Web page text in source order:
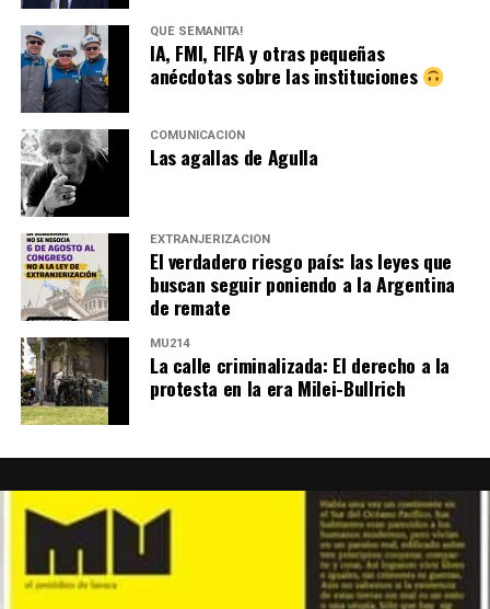
QUÉ SEMANITA!
IA, FMI, FIFA y otras pequeñas
anécdotas sobre las instituciones
COMUNICACIÓN
Las agallas de Agulla
EXTRANJERIZACIÓN
El verdadero riesgo país: las leyes que
buscan seguir poniendo a la Argentina
de remate
MU214
La calle criminalizada: El derecho a la
protesta en la era Milei-Bullrich